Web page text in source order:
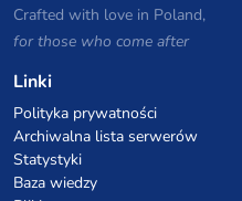
Crafted with love in Poland,
for those who come after
Linki
Polityka prywatności
Archiwalna lista serwerów
Statystyki
Baza wiedzy